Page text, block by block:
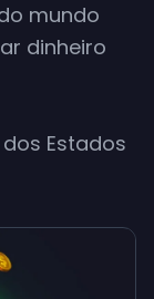
mundo
dinheiro
Estados